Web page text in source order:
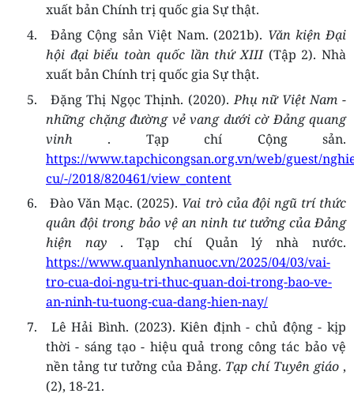
xuất bản Chính trị quốc gia Sự thật.
4.
Đảng Cộng sản Việt Nam. (2021b). Văn kiện Đại
hội đại biểu toàn quốc lần thứ XIII (Tập 2). Nhà
xuất bản Chính trị quốc gia Sự thật.
5.
Đặng Thị Ngọc Thịnh. (2020).Phụ nữ Việt Nam -
những chặng đường vẻ vang dưới cờ Đảng quang
vinh
. Tạp chí Cộng sản.
https://www.tapchicongsan.org.vn/web/guest/
cu/-/2018/820461/view_content
6.
Đào Văn Mạc. (2025). Vai trò của đội ngũ trí thức
quân đội trong bảo vệ an ninh tư tưởng của Đảng
hiện nay
. Tạp chí Quản lý nhà nước.
https://www.quanlynhanuoc.vn/2025/04/03/vai-
tro-cua-doi-ngu-tri-thuc-quan-doi-trong-bao-ve-
an-ninh-tu-tuong-cua-dang-hien-nay/
7.
Lê Hải Bình. (2023). Kiên định - chủ động - kịp
thời - sáng tạo - hiệu quả trong công tác bảo vệ
nền tảng tư tưởng của Đảng. Tạp chí Tuyên giáo ,
(2), 18-21.